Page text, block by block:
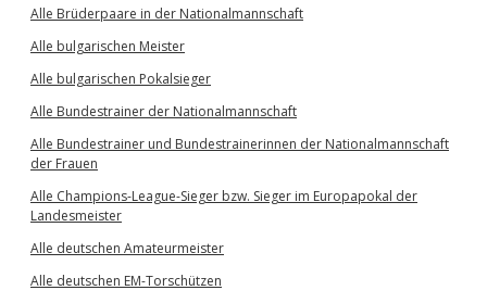
Alle Brüderpaare in der Nationalmannschaft
Alle bulgarischen Meister
Alle bulgarischen Pokalsieger
Alle Bundestrainer der Nationalmannschaft
Alle Bundestrainer und Bundestrainerinnen der Nationalmannschaft
der Frauen
Alle Champions-League-Sieger bzw. Sieger im Europapokal der
Landesmeister
Alle deutschen Amateurmeister
Alle deutschen EM-Torschützen